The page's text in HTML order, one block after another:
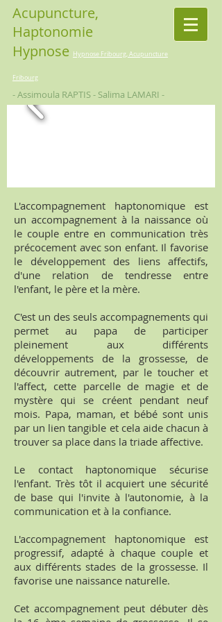
Acupuncture,
Haptonomie
Hypnose Hypnose Fribourg, Acupuncture
Fribourg
- Assimoula RAPTIS - Salima LAMARI -
L'accompagnement haptonomique est
un accompagnement à la naissance où
le couple entre en communication très
précocement avec son enfant. Il favorise
le développement des liens affectifs,
d'une relation de tendresse entre
l'enfant, le père et la mère.
C'est un des seuls accompagnements qui
permet au papa de participer
pleinement aux différents
développements de la grossesse, de
découvrir autrement, par le toucher et
l'affect, cette parcelle de magie et de
mystère qui se créent pendant neuf
mois. Papa, maman, et bébé sont unis
par un lien tangible et cela aide chacun à
trouver sa place dans la triade affective.
Le contact haptonomique sécurise
l'enfant. Très tôt il acquiert une sécurité
de base qui l'invite à l'autonomie, à la
communication et à la confiance.
L'accompagnement haptonomique est
progressif, adapté à chaque couple et
aux différents stades de la grossesse. Il
favorise une naissance naturelle.
Cet accompagnement peut débuter dès